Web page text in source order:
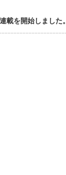
載を開始しました。